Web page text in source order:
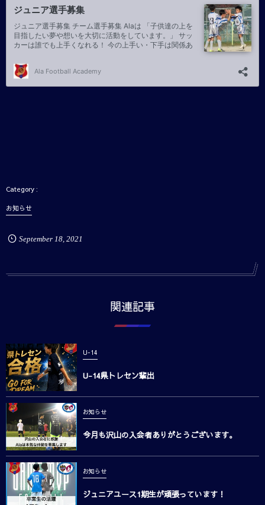
お知らせ
September 18, 2021
関連記事
U-14
U-14県トレセン輩出
お知らせ
今月も沢山の入会者ありがとうございます。
お知らせ
ジュニアユース1期生が頑張っています！